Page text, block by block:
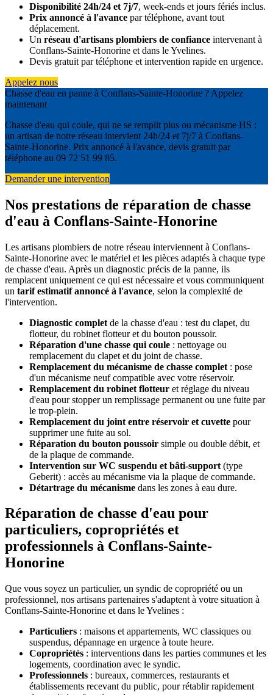
Disponibilité 24h/24 et 7j/7, week-ends et jours fériés inclus.
Prix annoncé à l'avance par téléphone, avant tout
déplacement.
Un réseau d'artisans plombiers de confiance intervenant à
Conflans-Sainte-Honorine et dans le Yvelines.
Devis gratuit par téléphone et intervention rapide en urgence.
Appelez nous
Chasse d'eau en panne à Conflans-Sainte-Honorine ? Appelez
maintenant
Chasse d'eau qui coule, qui ne se remplit plus ou mécanisme HS :
un artisan de notre réseau intervient 24h/24 et 7j/7 à Conflans-
Sainte-Honorine. Prix annoncé à l'avance, devis gratuit par
téléphone au 09 72 51 99 85.
Demander une intervention
Nos prestations de réparation de chasse
d'eau à Conflans-Sainte-Honorine
Les artisans plombiers de notre réseau interviennent à Conflans-
Sainte-Honorine avec le matériel et les pièces adaptés à chaque type
de chasse d'eau. Après un diagnostic précis de la panne, ils
remplacent uniquement ce qui est nécessaire et vous communiquent
un tarif estimatif annoncé à l'avance, selon la complexité de
l'intervention.
Diagnostic complet de la chasse d'eau : test du clapet, du
flotteur, du robinet flotteur et du bouton poussoir.
Réparation d'une chasse qui coule : nettoyage ou
remplacement du clapet et du joint de chasse.
Remplacement du mécanisme de chasse complet : pose
d'un mécanisme neuf compatible avec votre réservoir.
Remplacement du robinet flotteur et réglage du niveau
d'eau pour stopper un remplissage permanent ou une fuite par
le trop-plein.
Remplacement du joint entre réservoir et cuvette pour
supprimer une fuite au sol.
Réparation du bouton poussoir simple ou double débit, et
de la plaque de commande.
Intervention sur WC suspendu et bâti-support (type
Geberit) : accès au mécanisme via la plaque de commande.
Détartrage du mécanisme dans les zones à eau dure.
Réparation de chasse d'eau pour
particuliers, copropriétés et
professionnels à Conflans-Sainte-
Honorine
Que vous soyez un particulier, un syndic de copropriété ou un
professionnel, nos artisans partenaires s'adaptent à votre situation à
Conflans-Sainte-Honorine et dans le Yvelines :
Particuliers : maisons et appartements, WC classiques ou
suspendus, dépannage en urgence à toute heure.
Copropriétés : interventions dans les parties communes et les
logements, coordination avec le syndic.
Professionnels : bureaux, commerces, restaurants et
établissements recevant du public, pour rétablir rapidement